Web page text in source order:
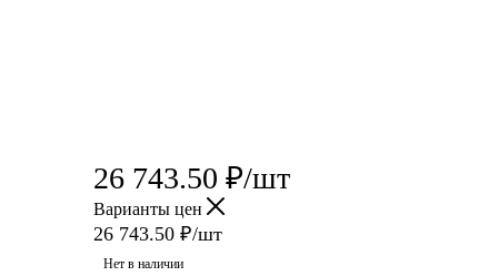
26 743.50 ₽/шт
Варианты цен
26 743.50 ₽/шт
Нет в наличии